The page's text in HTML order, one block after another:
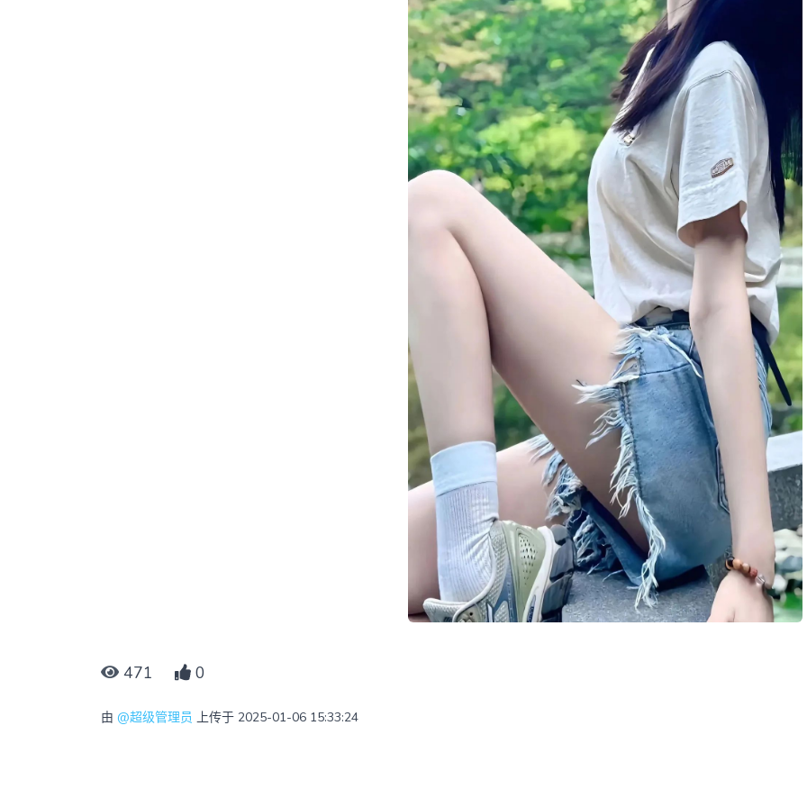
471 0
由 @超级管理员 上传于 2025-01-06 15:33:24